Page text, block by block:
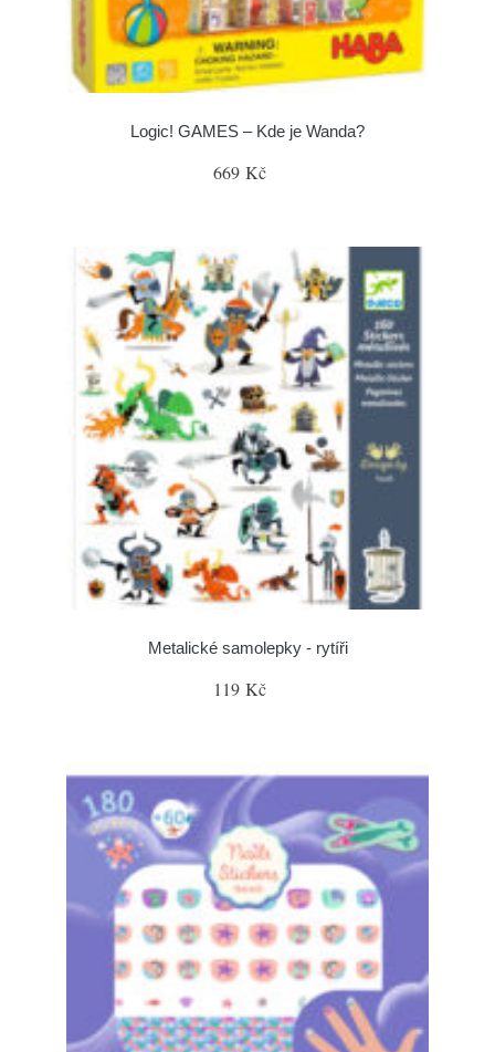
Logic! GAMES – Kde je Wanda?
669 Kč
Metalické samolepky - rytíři
119 Kč